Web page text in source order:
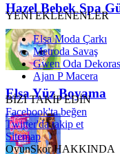
Hazel Bebek Spa
Elsa Yüz Boyama
YENİ EKLENENLER
Elsa Moda Çarkı
Metroda Savaş
Gwen Oda
Ajan P Macera
BİZİ TAKİP EDİN
Facebook'ta beğen
Twitter'da takip et
Sitemap
OyunSkor HAKKINDA